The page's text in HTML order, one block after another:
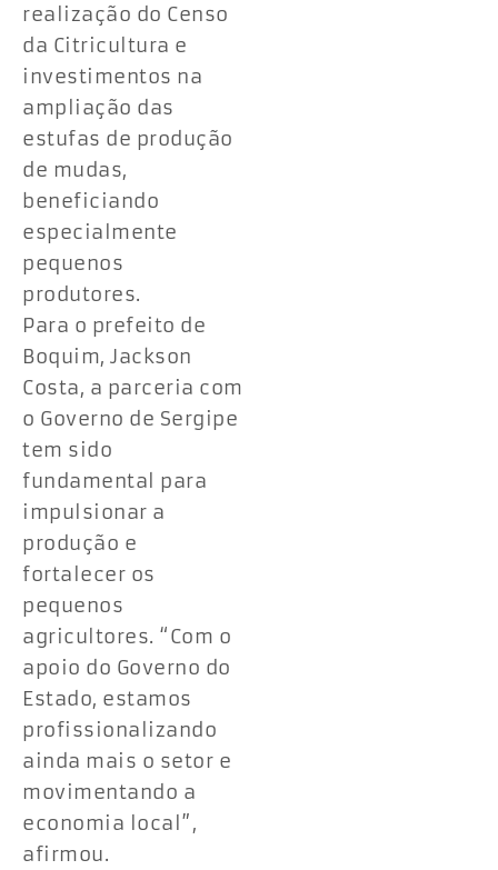
realização do Censo
da Citricultura e
investimentos na
ampliação das
estufas de produção
de mudas,
beneficiando
especialmente
pequenos
produtores.
Para o prefeito de
Boquim, Jackson
Costa, a parceria com
o Governo de Sergipe
tem sido
fundamental para
impulsionar a
produção e
fortalecer os
pequenos
agricultores. “Com o
apoio do Governo do
Estado, estamos
profissionalizando
ainda mais o setor e
movimentando a
economia local”,
afirmou.